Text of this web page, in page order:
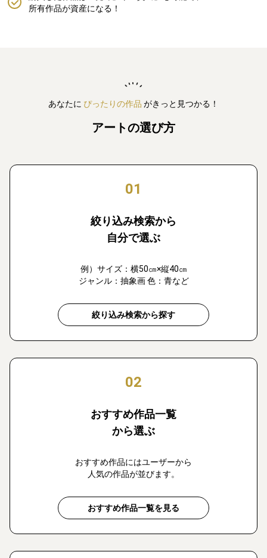
所有作品が資産になる！
あなたに ぴったりの作品 がきっと見つかる！
アートの選び方
01
絞り込み検索から
自分で選ぶ
例）サイズ：横50㎝×縦40㎝
ジャンル：抽象画 色：青など
絞り込み検索から探す
02
おすすめ作品一覧
から選ぶ
おすすめ作品にはユーザーから
人気の作品が並びます。
おすすめ作品一覧を見る